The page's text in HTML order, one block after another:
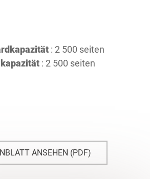
: 2 500 seiten
: 2 500 seiten
ANSEHEN (PDF)